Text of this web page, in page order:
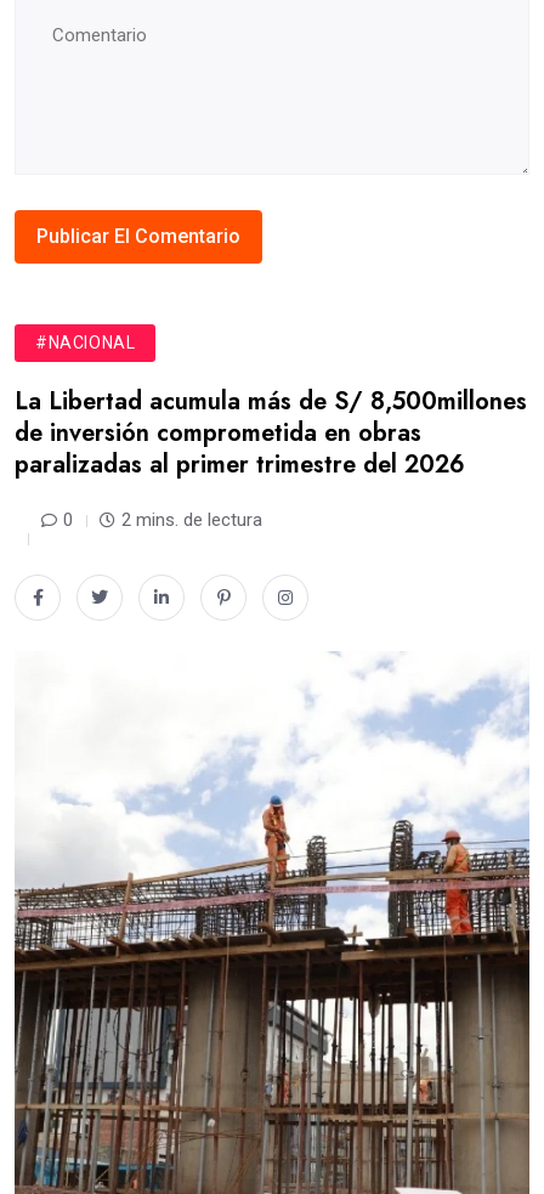
#NACIONAL
La Libertad acumula más de S/ 8,500millones
de inversión comprometida en obras
paralizadas al primer trimestre del 2026
0 2 mins. de lectura